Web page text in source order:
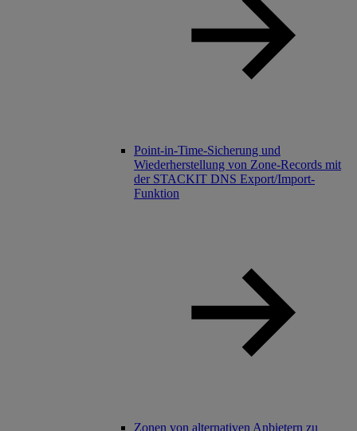
Point-in-Time-Sicherung und
Wiederherstellung von Zone-Records mit
der STACKIT DNS Export/Import-
Funktion
Zonen von alternativen Anbietern zu